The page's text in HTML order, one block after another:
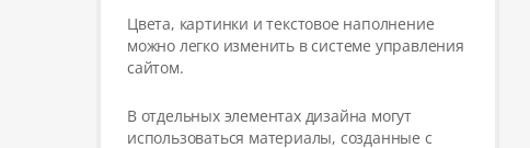
Цвета, картинки и текстовое наполнение
можно легко изменить в системе управления
сайтом.
В отдельных элементах дизайна могут
использоваться материалы, созданные с